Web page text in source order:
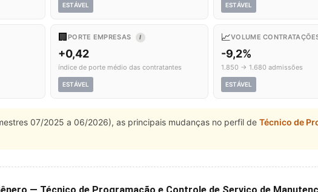
ESTÁVEL ESTÁVEL
🏢 PORTE EMPRESAS I
+0,42
índice de porte médio das contratantes
ESTÁVEL
📈VOLUME
-9,2%
1.850 → 1.680 admissões
ESTÁVEL
07/2025 a 06/2026), as principais mudanças no perfil de Técnico de
— Técnico de Programação e Controle de Serviço de